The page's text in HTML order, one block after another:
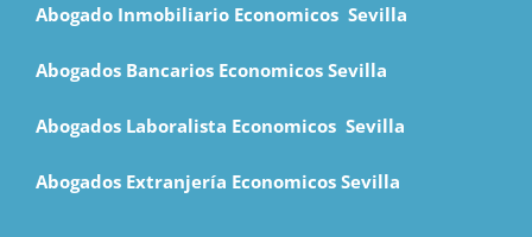
Abogado Inmobiliario Economicos Sevilla
Abogados Bancarios Economicos Sevilla
Abogados Laboralista Economicos Sevilla
Abogados Extranjería Economicos Sevilla